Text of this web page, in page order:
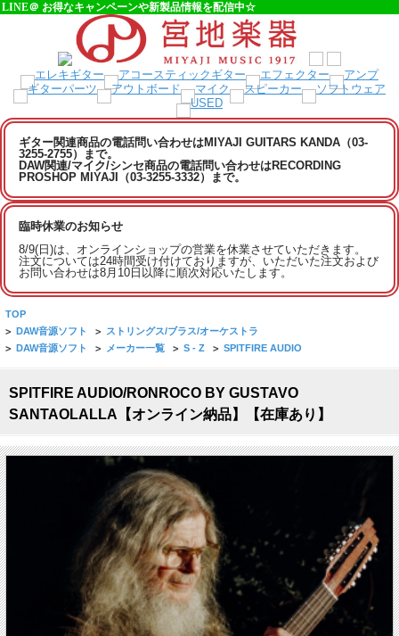
LINE＠ お得なキャンペーンや新製品情報を配信中☆
ギター関連商品の電話問い合わせはMIYAJI GUITARS KANDA（03-
3255-2755）まで。
DAW関連/マイク/シンセ商品の電話問い合わせはRECORDING
PROSHOP MIYAJI（03-3255-3332）まで。
臨時休業のお知らせ
8/9(日)は、オンラインショップの営業を休業させていただきます。
注文については24時間受け付けておりますが、いただいた注文および
お問い合わせは8月10日以降に順次対応いたします。
TOP
> DAW音源ソフト > ストリングス/ブラス/オーケストラ
> DAW音源ソフト > メーカー一覧 > S - Z > SPITFIRE AUDIO
SPITFIRE AUDIO/RONROCO BY GUSTAVO
SANTAOLALLA【オンライン納品】【在庫あり】